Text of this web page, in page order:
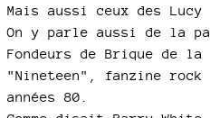
Mais aussi ceux des
On y parle aussi de la
Fondeurs de Brique de la
"Nineteen", fanzine rock
années 80.